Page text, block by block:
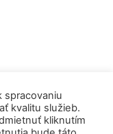
spracovaniu
kvalitu služieb.
kliknutím